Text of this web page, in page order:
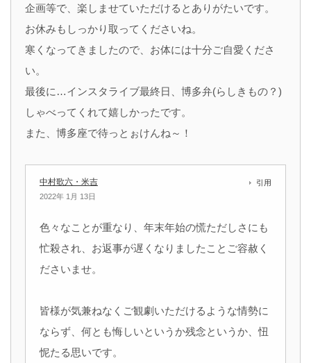
企画等で、楽しませていただけるとありがたいです。
お休みもしっかり取ってくださいね。
寒くなってきましたので、お体には十分ご自愛くださ
い。
最後に…インスタライブ最終日、博多弁(らしきもの？)
しゃべってくれて嬉しかったです。
また、博多座で待っとぉけんね～！
中村歌六・米吉
2022年 1月 13日
引用
色々なことが重なり、年末年始の慌ただしさにも
忙殺され、お返事が遅くなりましたことご容赦く
ださいませ。
皆様が気兼ねなくご観劇いただけるような情勢に
ならず、何とも悔しいというか残念というか、忸
怩たる思いです。